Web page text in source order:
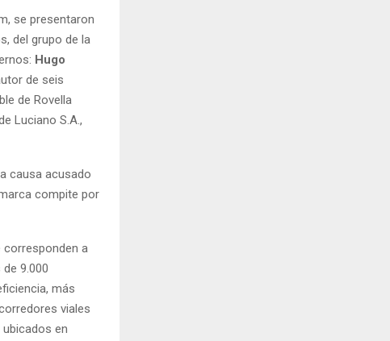
se presentaron
del grupo de la
Hugo
de seis
de Rovella
Luciano S.A.,
causa acusado
compite por
corresponden a
9.000
más
viales
en